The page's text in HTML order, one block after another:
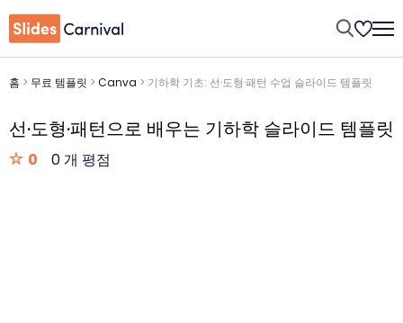
홈 > 무료 템플릿 > Canva > 기하학 기초: 선·도형·패턴 수업 슬라이드 템플릿
선·도형·패턴으로 배우는 기하학 슬라이드 템플릿
0 0 개 평점